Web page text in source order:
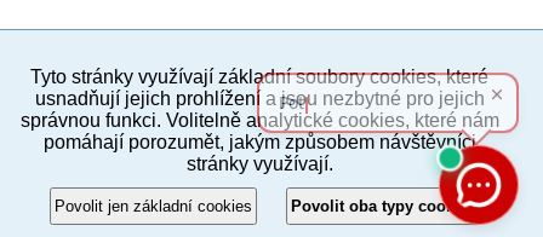
PC verze ENG
Povinné a praktické informace
© 2012–2019 MČ Praha 8
Tyto stránky využívají základní soubory cookies, které
usnadňují jejich prohlížení a jsou nezbytné pro jejich
správnou funkci. Volitelně analytické cookies, které nám
pomáhají porozumět, jakým způsobem návštěvníci
stránky využívají.
Povolit jen základní cookies Povolit oba typy cookies